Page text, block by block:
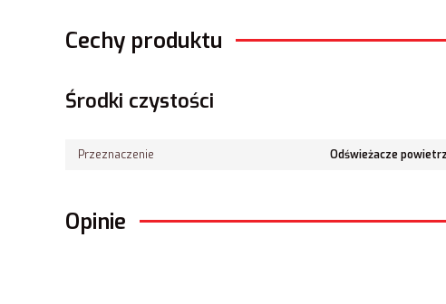
Cechy produktu
Środki czystości
Przeznaczenie Odświeżacze
Opinie